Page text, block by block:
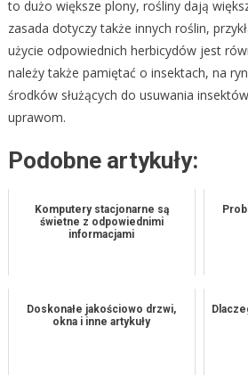
to dużo większe plony, rośliny dają
zasada dotyczy także innych roślin,
użycie odpowiednich herbicydów jest
należy także pamiętać o insektach, na
środków służących do usuwania
uprawom.
Podobne artykuły:
Komputery stacjonarne są
świetne z odpowiednimi
informacjami
Doskonałe jakościowo drzwi,
okna i inne artykuły